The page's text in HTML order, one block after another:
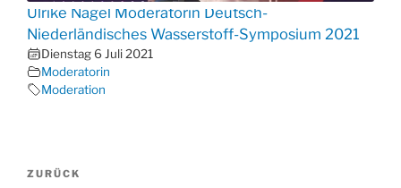
Ulrike Nagel Moderatorin Deutsch-
Niederländisches Wasserstoff-Symposium 2021
Dienstag 6 Juli 2021
Moderatorin
Moderation
Beitragsnavigation
Vorheriger
ZURÜCK